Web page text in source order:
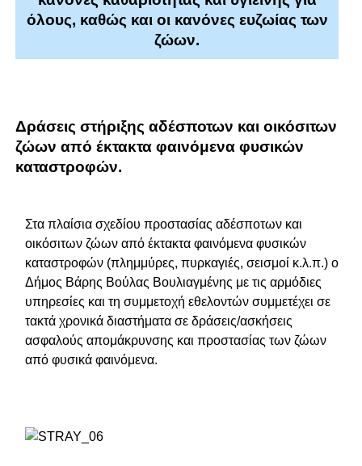
όλους, καθώς και οι κανόνες ευζωίας των
ζώων.
Δράσεις στήριξης αδέσποτων και οικόσιτων
ζώων από έκτακτα φαινόμενα φυσικών
καταστροφών.
Στα πλαίσια σχεδίου προστασίας αδέσποτων και
οικόσιτων ζώων από έκτακτα φαινόμενα φυσικών
καταστροφών (πλημμύρες, πυρκαγιές, σεισμοί κ.λ.π.) ο
Δήμος Βάρης Βούλας Βουλιαγμένης με τις αρμόδιες
υπηρεσίες και τη συμμετοχή εθελοντών συμμετέχει σε
τακτά χρονικά διαστήματα σε δράσεις/ασκήσεις
ασφαλούς απομάκρυνσης και προστασίας των ζώων
από φυσικά φαινόμενα.